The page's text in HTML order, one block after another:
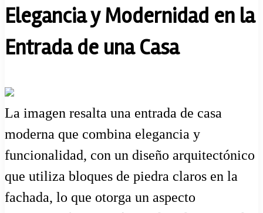
Elegancia y Modernidad en la
Entrada de una Casa
La imagen resalta una entrada de casa
moderna que combina elegancia y
funcionalidad, con un diseño arquitectónico
que utiliza bloques de piedra claros en la
fachada, lo que otorga un aspecto